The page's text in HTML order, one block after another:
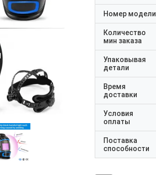
Номер модели
Количество
мин заказа
Упаковывая
детали
Время
доставки
Условия
оплаты
Поставка
способности